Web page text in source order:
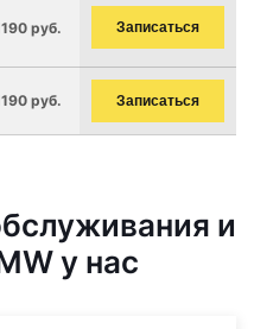
руб. Записаться
руб. Записаться
и
у нас